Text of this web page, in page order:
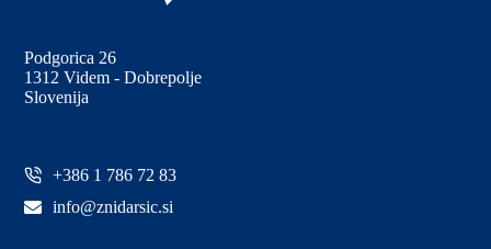
Podgorica 26
1312 Videm - Dobrepolje
Slovenija
+386 1 786 72 83
info@znidarsic.si